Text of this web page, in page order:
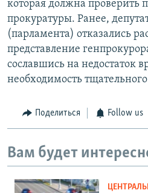
которая должна проверить
прокуратуры. Ранее,
(парламента) отказались
представление
сославшись на недостаток
необходимость
Поделиться Follow us
Вам будет